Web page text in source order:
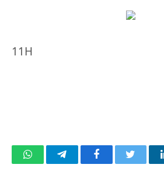
11H
WhatsAppTelegramFacebookTwitter